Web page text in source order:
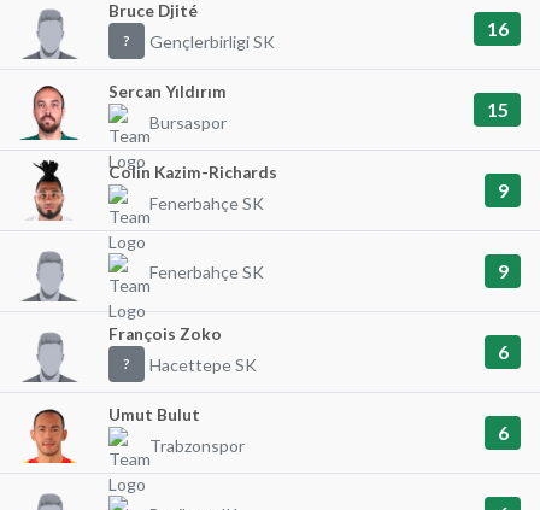
Bruce Djité
? Gençlerbirligi SK
16
Sercan Yıldırım
Bursaspor
15
Colin Kazim-Richards
Fenerbahçe SK
9
Fenerbahçe SK 9
François Zoko
? Hacettepe SK
6
Umut Bulut
Trabzonspor
6